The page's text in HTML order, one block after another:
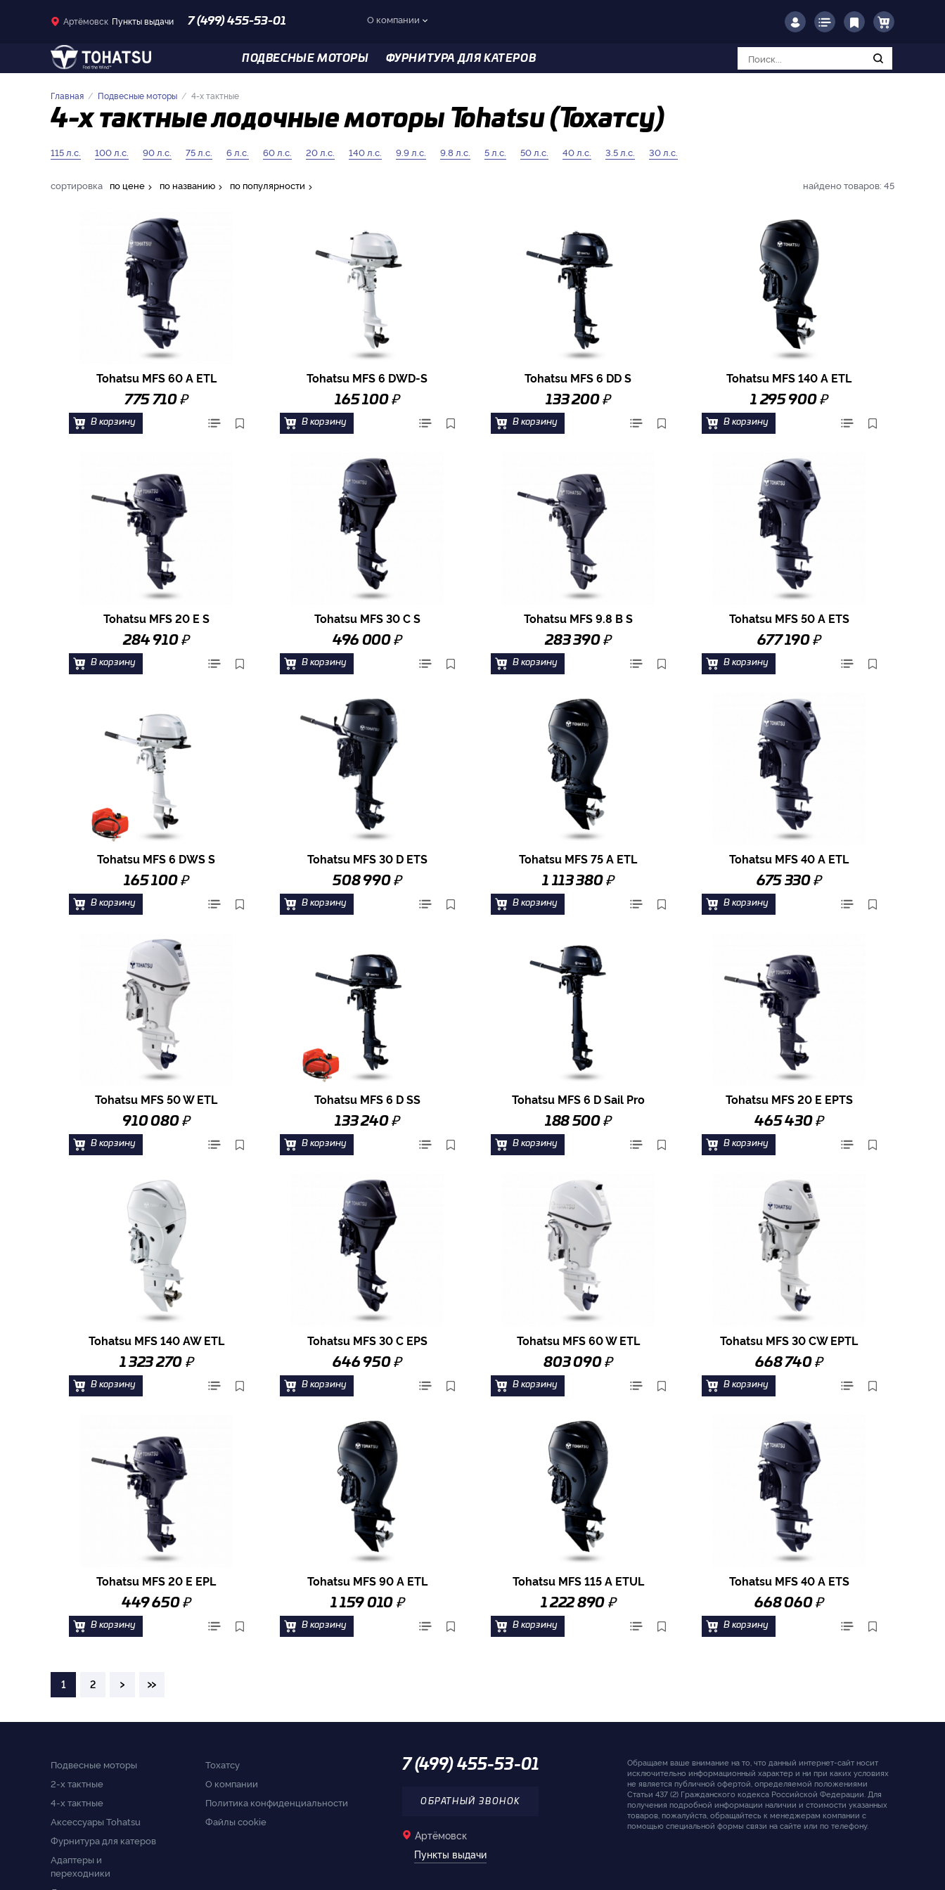
Артёмовск Пункты выдачи 7 (499) 455-53-01 О компании
ПОДВЕСНЫЕ МОТОРЫ ФУРНИТУРА ДЛЯ КАТЕРОВ
Главная Подвесные моторы 4-x тактные
4-x тактные лодочные моторы Tohatsu (Тохатсу)
115 л.с. 100 л.с. 90 л.с. 75 л.с. 6 л.с. 60 л.с. 20 л.с. 140 л.с. 9.9 л.с. 9.8 л.с. 5 л.с. 50 л.с. 40 л.с. 3.5 л.с. 30 л.с.
сортировка по цене по названию по популярности найдено товаров: 45
Tohatsu MFS 60 A ETL
775 710 ₽
В корзину
Tohatsu MFS 6 DWD-S
165 100 ₽
В корзину
Tohatsu MFS 6 DD S
133 200 ₽
В корзину
Tohatsu MFS 140 A ETL
1 295 900 ₽
В корзину
Tohatsu MFS 20 E S
284 910 ₽
В корзину
Tohatsu MFS 30 C S
496 000 ₽
В корзину
Tohatsu MFS 9.8 B S
283 390 ₽
В корзину
Tohatsu MFS 50 A ETS
677 190 ₽
В корзину
Tohatsu MFS 6 DWS S
165 100 ₽
В корзину
Tohatsu MFS 30 D ETS
508 990 ₽
В корзину
Tohatsu MFS 75 A ETL
1 113 380 ₽
В корзину
Tohatsu MFS 40 A ETL
675 330 ₽
В корзину
Tohatsu MFS 50 W ETL
910 080 ₽
В корзину
Tohatsu MFS 6 D SS
133 240 ₽
В корзину
Tohatsu MFS 6 D Sail Pro
188 500 ₽
В корзину
Tohatsu MFS 20 E EPTS
465 430 ₽
В корзину
Tohatsu MFS 140 AW ETL
1 323 270 ₽
В корзину
Tohatsu MFS 30 C EPS
646 950 ₽
В корзину
Tohatsu MFS 60 W ETL
803 090 ₽
В корзину
Tohatsu MFS 30 CW EPTL
668 740 ₽
В корзину
Tohatsu MFS 20 E EPL
449 650 ₽
В корзину
Tohatsu MFS 90 A ETL
1 159 010 ₽
В корзину
Tohatsu MFS 115 A ETUL
1 222 890 ₽
В корзину
Tohatsu MFS 40 A ETS
668 060 ₽
В корзину
1 2 › »
Подвесные моторы
2-x тактные
4-x тактные
Аксессуары Tohatsu
Фурнитура для катеров
Адаптеры и
переходники
Тохатсу
О компании
Политика конфиденциальности
Файлы cookie
7 (499) 455-53-01
ОБРАТНЫЙ ЗВОНОК
Артёмовск
Пункты выдачи
Обращаем ваше внимание на то, что данный интернет-сайт носит
исключительно информационный характер и ни при каких условиях
не является публичной офертой, определяемой положениями
Статьи 437 (2) Гражданского кодекса Российской Федерации. Для
получения подробной информации наличии и стоимости указанных
товаров, пожалуйста, обращайтесь к менеджерам компании с
помощью специальной формы связи на сайте или по телефону.